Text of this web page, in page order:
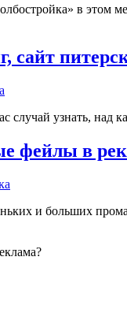
в этом
сайт
случай узнать, над
фейлы в
и больших